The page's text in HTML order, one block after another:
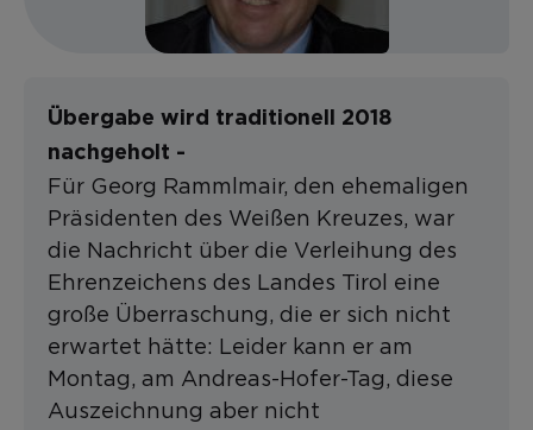
Übergabe wird traditionell 2018
nachgeholt -
Für Georg Rammlmair, den ehemaligen
Präsidenten des Weißen Kreuzes, war
die Nachricht über die Verleihung des
Ehrenzeichens des Landes Tirol eine
große Überraschung, die er sich nicht
erwartet hätte: Leider kann er am
Montag, am Andreas-Hofer-Tag, diese
Auszeichnung aber nicht